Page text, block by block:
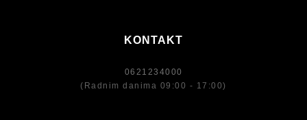
KONTAKT
0621234000
(Radnim danima 09:00 - 17:00)